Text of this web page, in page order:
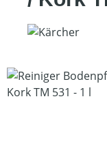
Bildergalerie